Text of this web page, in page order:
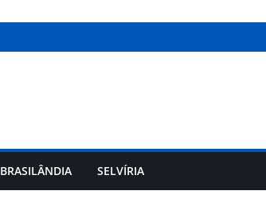
BRASILÂNDIA SELVÍRIA